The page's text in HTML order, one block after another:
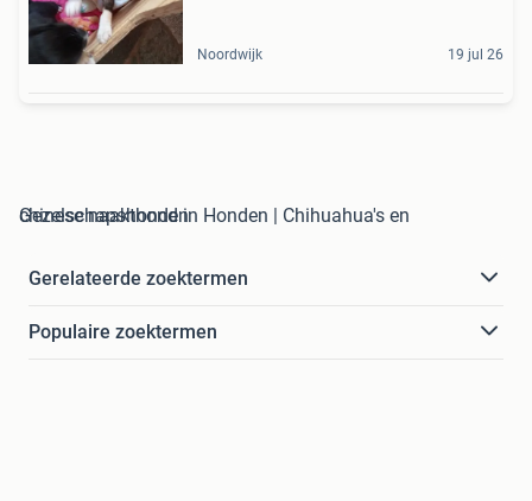
Noordwijk 19 jul 26
chinese naakthond in Honden | Chihuahua's en Gezelschapshonden
Gerelateerde zoektermen
Populaire zoektermen